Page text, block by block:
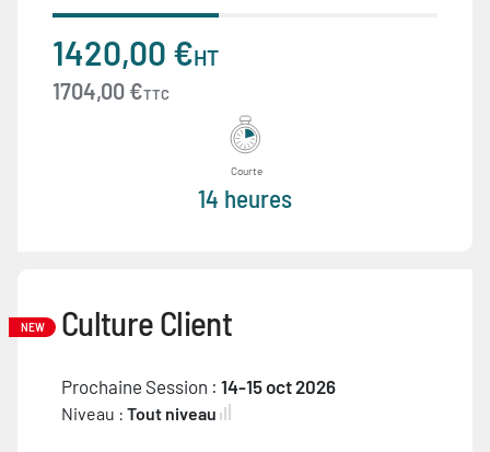
1420,00 €HT
1704,00 €TTC
Courte
14 heures
NEW Culture Client
Prochaine Session : 14-15 oct 2026
Niveau : Tout niveau